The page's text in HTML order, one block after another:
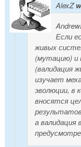
AlexZ
Если
живых
(мутацию) и
(валидация
изучает
эволюции, в
вносятся
а валидация